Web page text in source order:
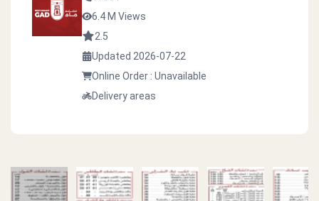
6.4 M Views
2.5
Updated 2026-07-22
Online Order : Unavailable
Delivery areas